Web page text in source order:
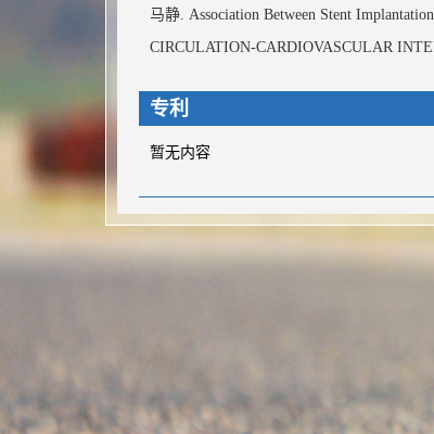
马静. Association Between Stent
CIRCULATION-CARDIOVASCULAR
专利
暂无内容
著作成果
暂无内容
单把血管缝合器对比双把在闭合TAVR患
钙化性主动脉瓣疾病（CAVD）早期筛查